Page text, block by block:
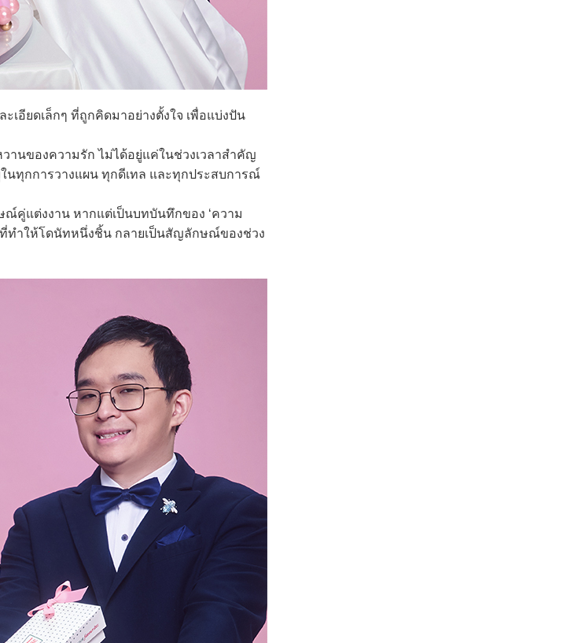
ยดเล็กๆ ที่ถูกคิดมาอย่างตั้งใจ เพื่อแบ่งปัน
านของความรัก ไม่ได้อยู่แค่ในช่วงเวลาสำคัญ
นทุกการวางแผน ทุกดีเทล และทุกประสบการณ์
ณ์คู่แต่งงาน หากแต่เป็นบทบันทึกของ ‘ความ
ที่ทำให้โดนัทหนึ่งชิ้น กลายเป็นสัญลักษณ์ของช่วง